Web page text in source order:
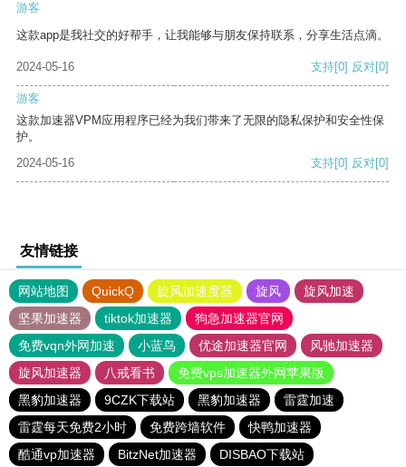
游客
这款app是我社交的好帮手，让我能够与朋友保持联系，分享生活点滴。
2024-05-16 支持[0] 反对[0]
游客
这款加速器VPM应用程序已经为我们带来了无限的隐私保护和安全性保
护。
2024-05-16
支持[0] 反对[0]
友情链接
网站地图 QuickQ 旋风加速度器 旋风
旋风加速
坚果加速器
tiktok加速器
狗急加速器官网
免费vqn外网加速
小蓝鸟 优途加速器官网
风驰加速器
旋风加速器
八戒看书
免费vps加速器外网苹果版
黑豹加速器
9CZK下载站 黑豹加速器
雷霆加速
雷霆每天免费2小时
免费跨墙软件
快鸭加速器
酷通vp加速器
BitzNet加速器 DISBAO下载站